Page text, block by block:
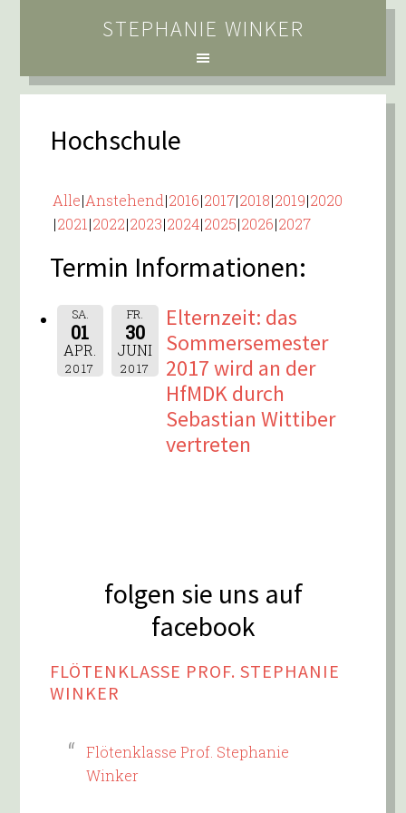
STEPHANIE WINKER
Hochschule
Alle Anstehend 2016 2017 2018 2019 2020
2021 2022 2023 2024 2025 2026 2027
Termin Informationen:
SA.
01
APR.
2017
FR.
30
JUNI
2017
Elternzeit: das
Sommersemester
2017 wird an der
HfMDK durch
Sebastian Wittiber
vertreten
folgen sie uns auf
facebook
FLÖTENKLASSE PROF. STEPHANIE
WINKER
Flötenklasse Prof. Stephanie
Winker